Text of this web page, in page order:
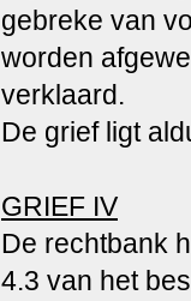
gebreke van
worden
verklaard.
De grief ligt
GRIEF IV
De rechtbank
4.3 van het